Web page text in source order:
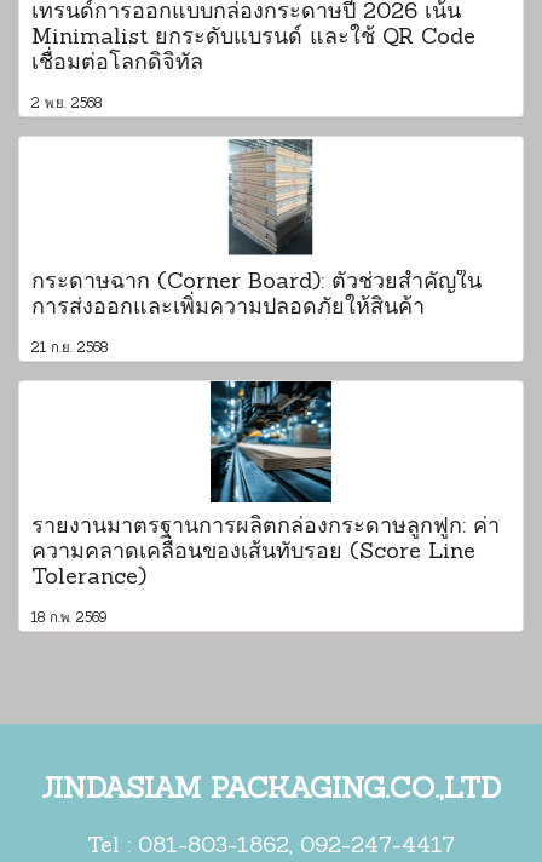
เทรนด์การออกแบบกล่องกระดาษปี 2026 เน้น
Minimalist ยกระดับแบรนด์ และใช้ QR Code
เชื่อมต่อโลกดิจิทัล
2 พ.ย. 2568
กระดาษฉาก (Corner Board): ตัวช่วยสำคัญใน
การส่งออกและเพิ่มความปลอดภัยให้สินค้า
21 ก.ย. 2568
รายงานมาตรฐานการผลิตกล่องกระดาษลูกฟูก: ค่า
ความคลาดเคลื่อนของเส้นทับรอย (Score Line
Tolerance)
18 ก.พ. 2569
JINDASIAM PACKAGING.CO.,LTD
Tel : 081-803-1862, 092-247-4417